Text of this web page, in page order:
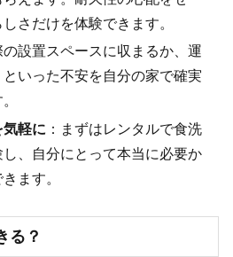
さだけを体験できます。
の設置スペースに収まるか、運
いった不安を自分の家で確実
気軽に ：まずはレンタルで食洗
、自分にとって本当に必要か
ます。
る？